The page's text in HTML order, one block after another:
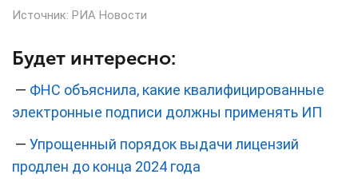
Источник: РИА Новости
Будет интересно:
— ФНС объяснила, какие квалифицированные
электронные подписи должны применять ИП
— Упрощенный порядок выдачи лицензий
продлен до конца 2024 года